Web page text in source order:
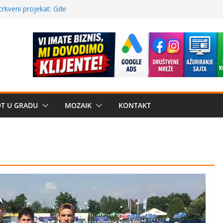
projekat: Gde
i sekularne
traženije Španija,
mira dočekao
U GRADU MOZAIK KONTAKT